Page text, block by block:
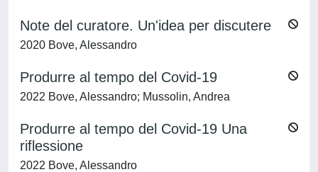
Note del curatore. Un'idea per discutere
2020 Bove, Alessandro
Produrre al tempo del Covid-19
2022 Bove, Alessandro; Mussolin, Andrea
Produrre al tempo del Covid-19 Una
riflessione
2022 Bove, Alessandro